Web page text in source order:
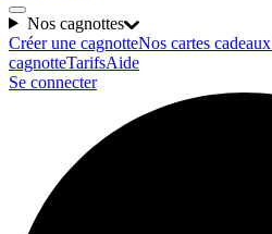
Nos cagnottes
Créer une cagnotteNos cartes cadeaux
cagnotteTarifsAide
Se connecter